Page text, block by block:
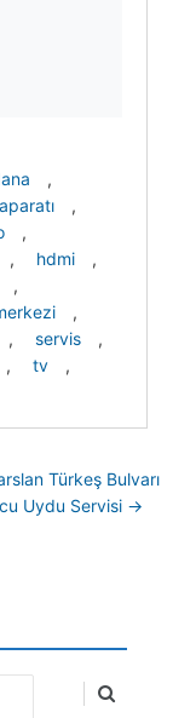
,
aparatı
,
,
, hdmi
,
,
,
, servis
,
, tv
,
Türkeş Bulvarı
Uydu Servisi →